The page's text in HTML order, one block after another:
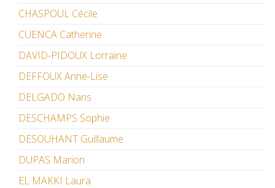
CHASPOUL Cécile
CUENCA Catherine
DAVID-PIDOUX Lorraine
DEFFOUX Anne-Lise
DELGADO Nans
DESCHAMPS Sophie
DESOUHANT Guillaume
DUPAS Marion
EL MAKKI Laura